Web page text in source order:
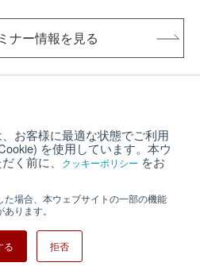
お客様に最適な状態でご利用
を使用しています。本ウ
く前に、
クッキーポリシー をお
場合、本ウェブサイトの一部の機能
ります。
る 拒否
ナー情報を見る
画
ナー動画を見る